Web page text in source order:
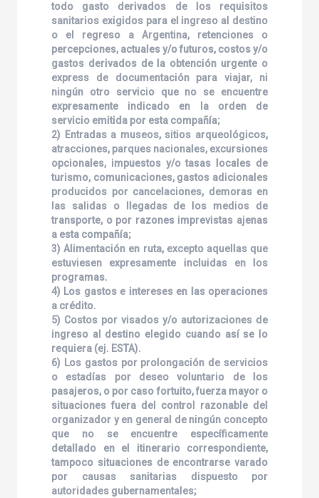
todo gasto derivados de los requisitos
sanitarios exigidos para el ingreso al destino
o el regreso a Argentina, retenciones o
percepciones, actuales y/o futuros, costos y/o
gastos derivados de la obtención urgente o
express de documentación para viajar, ni
ningún otro servicio que no se encuentre
expresamente indicado en la orden de
servicio emitida por esta compañía;
2) Entradas a museos, sitios arqueológicos,
atracciones, parques nacionales, excursiones
opcionales, impuestos y/o tasas locales de
turismo, comunicaciones, gastos adicionales
producidos por cancelaciones, demoras en
las salidas o llegadas de los medios de
transporte, o por razones imprevistas ajenas
a esta compañía;
3) Alimentación en ruta, excepto aquellas que
estuviesen expresamente incluidas en los
programas.
4) Los gastos e intereses en las operaciones
a crédito.
5) Costos por visados y/o autorizaciones de
ingreso al destino elegido cuando así se lo
requiera (ej. ESTA).
6) Los gastos por prolongación de servicios
o estadías por deseo voluntario de los
pasajeros, o por caso fortuito, fuerza mayor o
situaciones fuera del control razonable del
organizador y en general de ningún concepto
que no se encuentre específicamente
detallado en el itinerario correspondiente,
tampoco situaciones de encontrarse varado
por causas sanitarias dispuesto por
autoridades gubernamentales;